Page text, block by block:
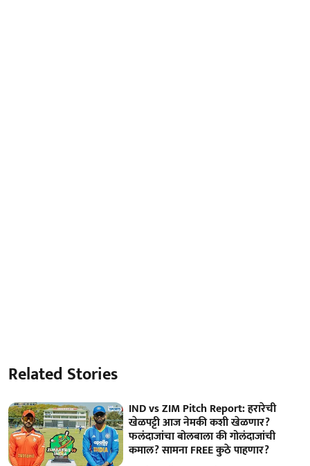
Related Stories
IND vs ZIM Pitch Report: हरारेची
खेळपट्टी आज नेमकी कशी खेळणार?
फलंदाजांचा बोलबाला की गोलंदाजांची
कमाल? सामना FREE कुठे पाहणार?